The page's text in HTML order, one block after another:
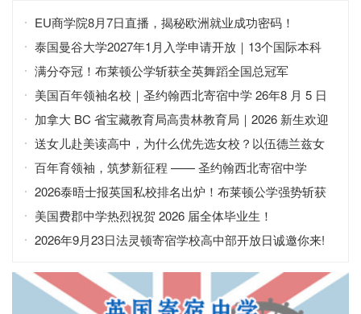
EU商学院8月7日直播，揭秘欧洲就业成功密码！
泰国曼谷大学2027年1月入学申请开放｜13个国际本科
+中英双语
满分夺冠！布莱顿公学斩获全英舞蹈全国总冠军
美国百年领袖名校｜圣约翰西北寄宿中学 26年8 月 5 日
免费开放日
加拿大 BC 省宝藏教育局高贵林教育局｜2026 新生欢迎
会
送女儿赴美读高中，为什么优先选女校？以伍德兰兹女
子寄宿高中为例
百年育领袖，筑梦新征程 —— 圣约翰西北寄宿中学
（SJNA）
2026泰晤士报英国私校排名出炉！布莱顿公学强势斩获
全英第二
美国费郡中学热烈祝贺 2026 届全体毕业生！
2026年9月23日法灵顿寄宿学校高中部开放日诚邀你来!